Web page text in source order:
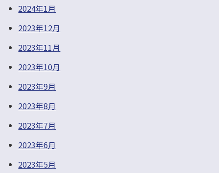
2024年1月
2023年12月
2023年11月
2023年10月
2023年9月
2023年8月
2023年7月
2023年6月
2023年5月